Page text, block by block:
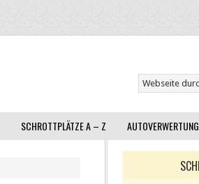
SCHROTTPLÄTZE A – Z